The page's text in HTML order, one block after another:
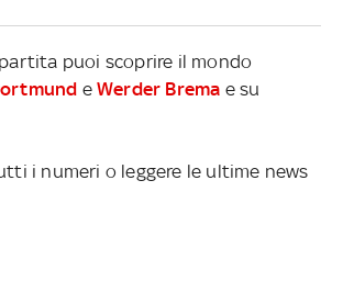
puoi scoprire il mondo
eWerder Brema e su
i numeri o leggere le ultime news